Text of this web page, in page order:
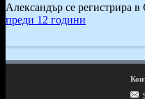
Александър се регистрира в
преди 12 години